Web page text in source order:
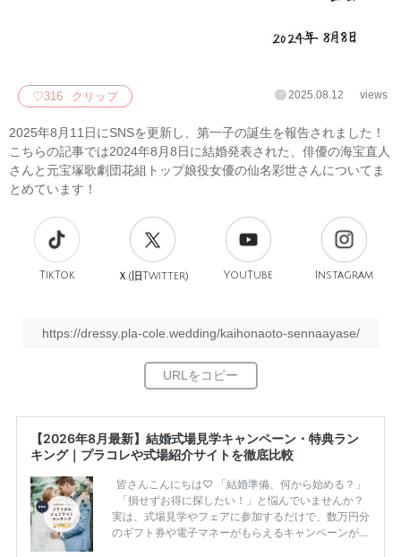
♡316 クリップ 2025.08.12 views
2025年8月11日にSNSを更新し、第一子の誕生を報告されました！
こちらの記事では2024年8月8日に結婚発表された、俳優の海宝直人
さんと元宝塚歌劇団花組トップ娘役女優の仙名彩世さんについてま
とめています！
TikTok Ｘ(旧Twitter) YouTube Instagram
https://dressy.pla-cole.wedding/kaihonaoto-sennaayase/
【2026年8月最新】結婚式場見学キャンペーン・特典ラン
キング｜プラコレや式場紹介サイトを徹底比較
皆さんこんにちは♡ 「結婚準備、何から始める？」
「損せずお得に探したい！」と悩んでいませんか？
実は、式場見学やフェアに参加するだけで、数万円分
のギフト券や電子マネーがもらえるキャンペーンがあ